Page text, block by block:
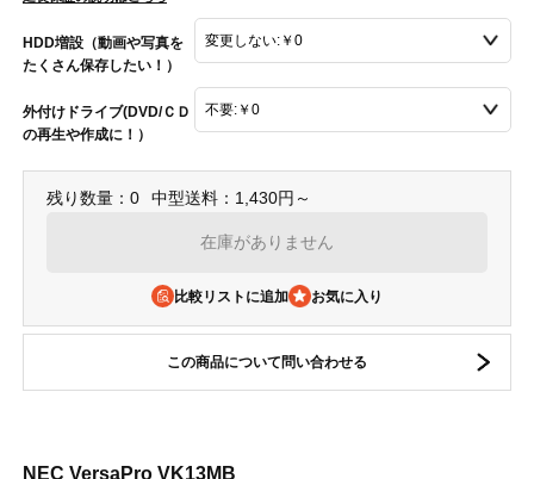
HDD増設（動画や写真を
たくさん保存したい！）
外付けドライブ(DVD/ＣＤ
の再生や作成に！）
残り数量：0 中型送料：1,430円～
在庫がありません
比較リストに追加
この商品について問い合わせる
NEC VersaPro VK13MB